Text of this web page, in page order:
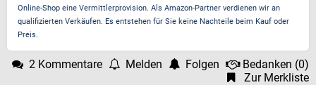
Online-Shop eine Vermittlerprovision. Als Amazon-Partner verdienen wir an
qualifizierten Verkäufen. Es entstehen für Sie keine Nachteile beim Kauf oder
Preis.
2 Kommentare Melden Folgen Bedanken (0)
Zur Merkliste